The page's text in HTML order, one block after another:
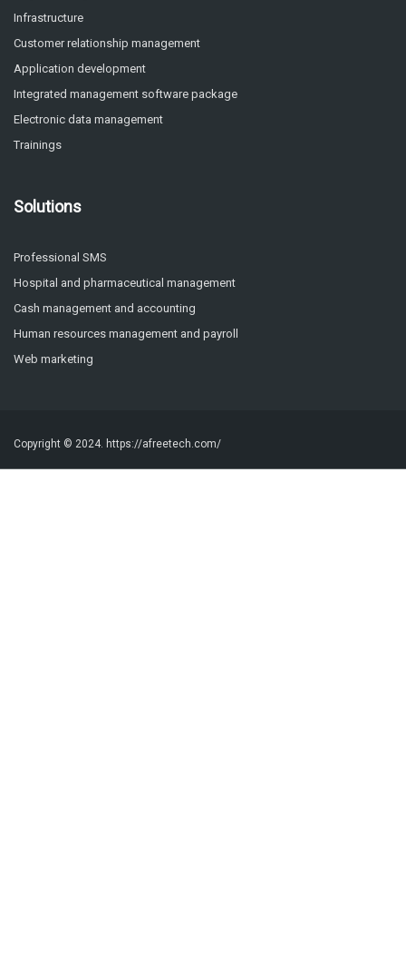
Infrastructure
Customer relationship management
Application development
Integrated management software package
Electronic data management
Trainings
Solutions
Professional SMS
Hospital and pharmaceutical management
Cash management and accounting
Human resources management and payroll
Web marketing
Copyright © 2024. https://afreetech.com/